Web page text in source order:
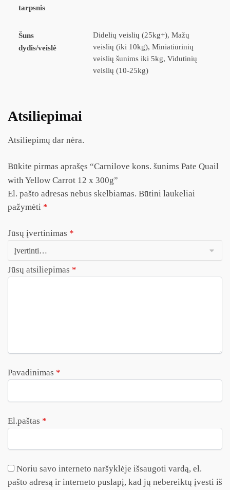
tarpsnis
Šuns
dydis/veislė
Didelių veislių (25kg+), Mažų
veislių (iki 10kg), Miniatiūrinių
veislių šunims iki 5kg, Vidutinių
veislių (10-25kg)
Atsiliepimai
Atsiliepimų dar nėra.
Būkite pirmas aprašęs “Carnilove kons. šunims Pate Quail
with Yellow Carrot 12 x 300g”
El. pašto adresas nebus skelbiamas. Būtini laukeliai
pažymėti *
Jūsų įvertinimas *
Jūsų atsiliepimas *
Pavadinimas *
El.paštas *
Noriu savo interneto naršyklėje išsaugoti vardą, el.
pašto adresą ir interneto puslapį, kad jų nebereiktų įvesti iš